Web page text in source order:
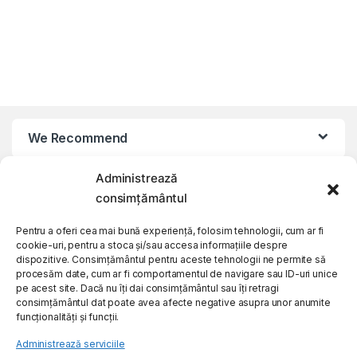
Administrează
consimțământul
Pentru a oferi cea mai bună experiență, folosim tehnologii, cum ar fi
cookie-uri, pentru a stoca și/sau accesa informațiile despre
dispozitive. Consimțământul pentru aceste tehnologii ne permite să
procesăm date, cum ar fi comportamentul de navigare sau ID-uri unice
pe acest site. Dacă nu îți dai consimțământul sau îți retragi
consimțământul dat poate avea afecte negative asupra unor anumite
funcționalități și funcții.
Administrează serviciile
We Recommend
My Account
Customer Care
About Us